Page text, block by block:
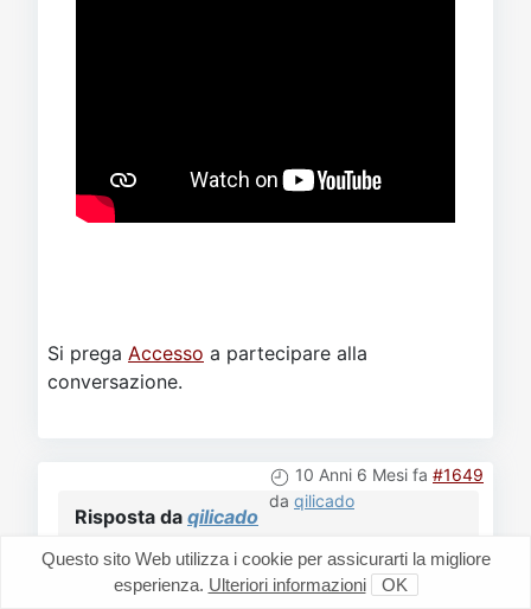
Si prega Accesso a partecipare alla
conversazione.
10 Anni 6 Mesi fa #1649
da qilicado
Risposta da qilicado
Questo sito Web utilizza i cookie per assicurarti la migliore
esperienza. Ulteriori informazioni OK